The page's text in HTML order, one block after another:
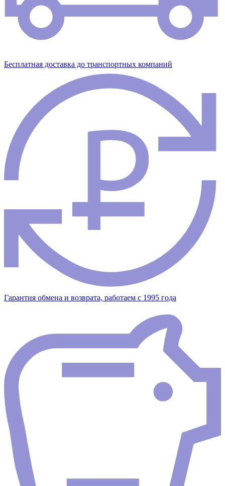
Бесплатная доставка до транспортных компаний
Гарантия обмена и возврата, работаем с 1995 года